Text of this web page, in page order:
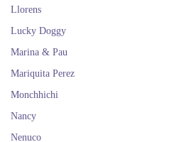
Llorens
Lucky Doggy
Marina & Pau
Mariquita Perez
Monchhichi
Nancy
Nenuco